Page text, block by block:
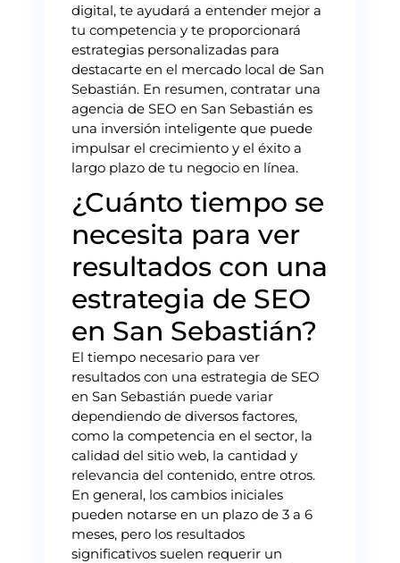
digital, te ayudará a entender mejor a
tu competencia y te proporcionará
estrategias personalizadas para
destacarte en el mercado local de San
Sebastián. En resumen, contratar una
agencia de SEO en San Sebastián es
una inversión inteligente que puede
impulsar el crecimiento y el éxito a
largo plazo de tu negocio en línea.
¿Cuánto tiempo se
necesita para ver
resultados con una
estrategia de SEO
en San Sebastián?
El tiempo necesario para ver
resultados con una estrategia de SEO
en San Sebastián puede variar
dependiendo de diversos factores,
como la competencia en el sector, la
calidad del sitio web, la cantidad y
relevancia del contenido, entre otros.
En general, los cambios iniciales
pueden notarse en un plazo de 3 a 6
meses, pero los resultados
significativos suelen requerir un